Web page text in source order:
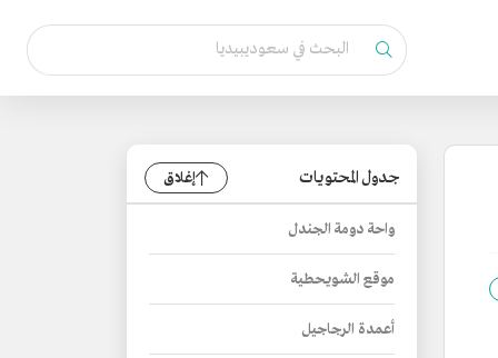
جدول المحتويات إغلاق
واحة دومة الجندل
موقع الشويحطية
أعمدة الرجاجيل